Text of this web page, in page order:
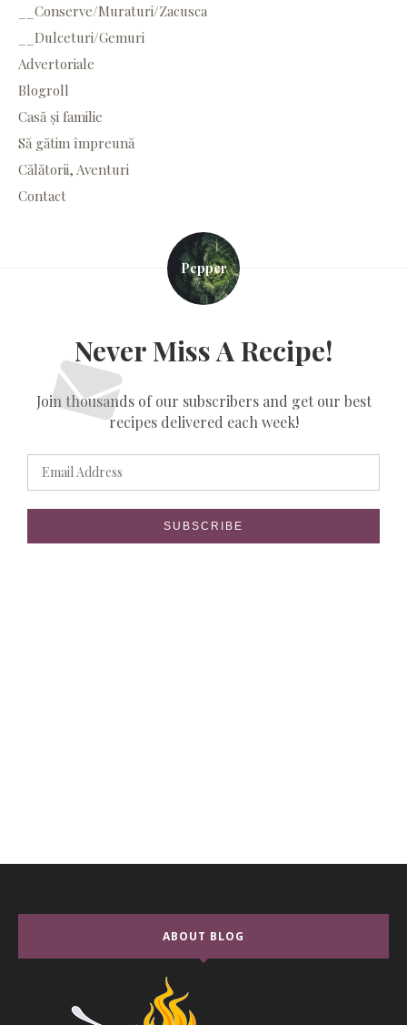
__Conserve/Muraturi/Zacusca
__Dulceturi/Gemuri
Advertoriale
Blogroll
Casă și familie
Să gătim împreună
Călătorii, Aventuri
Contact
Pepper
Never Miss A Recipe!
Join thousands of our subscribers and get our best
recipes delivered each week!
ABOUT BLOG